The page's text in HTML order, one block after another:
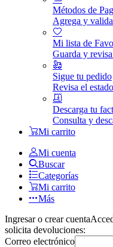
Métodos de
Agrega y
Mi lista de
Guarda y
Sigue tu pedido
Revisa el
Descarga tu
Consulta y
Mi carrito
Mi cuenta
Buscar
Categorías
Mi carrito
Más
Ingresar o crear cuenta
solicita devoluciones:
Correo electrónico